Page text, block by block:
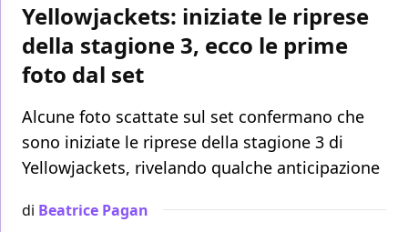
Yellowjackets: iniziate le riprese
della stagione 3, ecco le prime
foto dal set
Alcune foto scattate sul set confermano che
sono iniziate le riprese della stagione 3 di
Yellowjackets, rivelando qualche anticipazione
di Beatrice Pagan